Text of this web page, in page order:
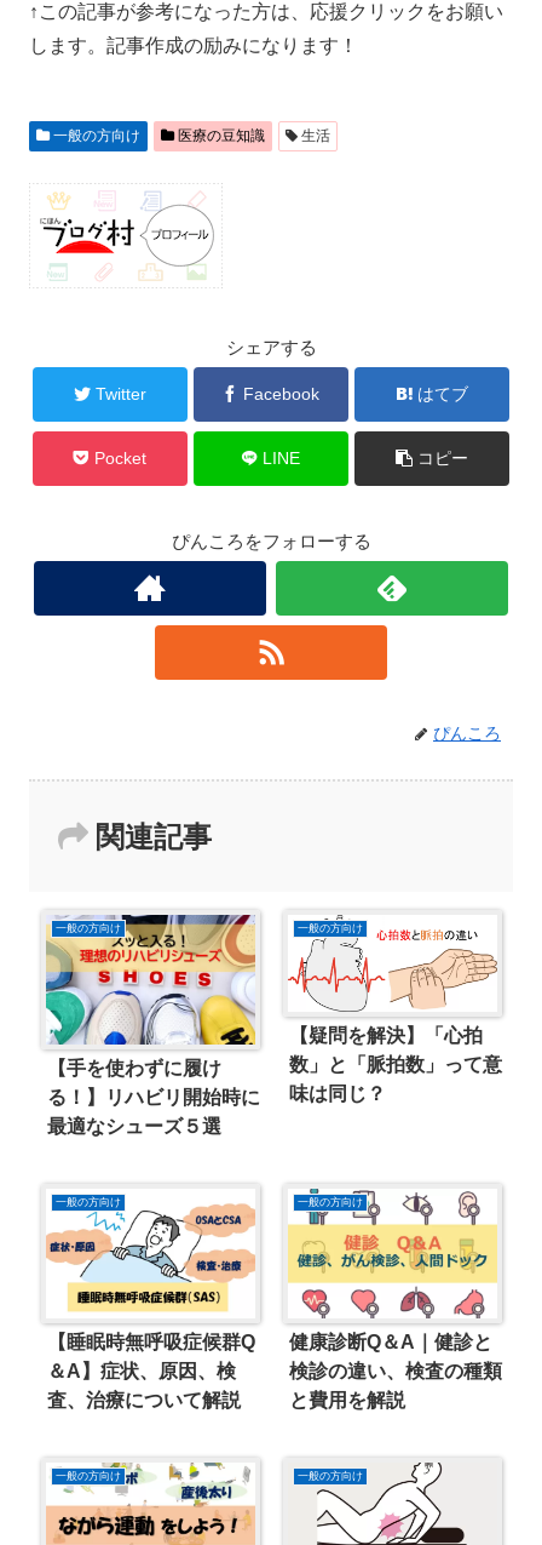
↑この記事が参考になった方は、応援クリックをお願い
します。記事作成の励みになります！
一般の方向け 医療の豆知識 生活
シェアする
Twitter Facebook はてブ
Pocket LINE コピー
ぴんころをフォローする
ぴんころ
関連記事
一般の方向け
【手を使わずに履け
る！】リハビリ開始時に
最適なシューズ５選
一般の方向け
【疑問を解決】「心拍
数」と「脈拍数」って意
味は同じ？
一般の方向け
【睡眠時無呼吸症候群Q
＆A】症状、原因、検
査、治療について解説
一般の方向け
健康診断Q＆A｜健診と
検診の違い、検査の種類
と費用を解説
一般の方向け 一般の方向け